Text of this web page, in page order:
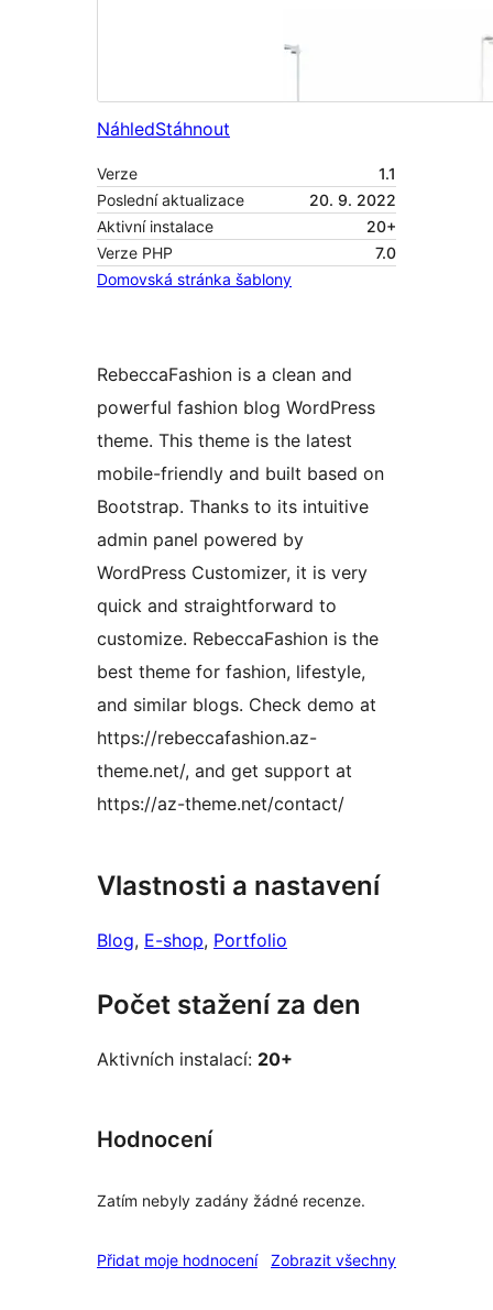
NáhledStáhnout
Verze
1.1
Poslední aktualizace
20. 9. 2022
Aktivní instalace
20+
Verze PHP
7.0
Domovská stránka šablony
RebeccaFashion is a clean and
powerful fashion blog WordPress
theme. This theme is the latest
mobile-friendly and built based on
Bootstrap. Thanks to its intuitive
admin panel powered by
WordPress Customizer, it is very
quick and straightforward to
customize. RebeccaFashion is the
best theme for fashion, lifestyle,
and similar blogs. Check demo at
https://rebeccafashion.az-
theme.net/, and get support at
https://az-theme.net/contact/
Vlastnosti a nastavení
Blog, E-shop, Portfolio
Počet stažení za den
Aktivních instalací: 20+
Hodnocení
Zatím nebyly zadány žádné recenze.
Přidat moje hodnocení Zobrazit všechnyrecenze